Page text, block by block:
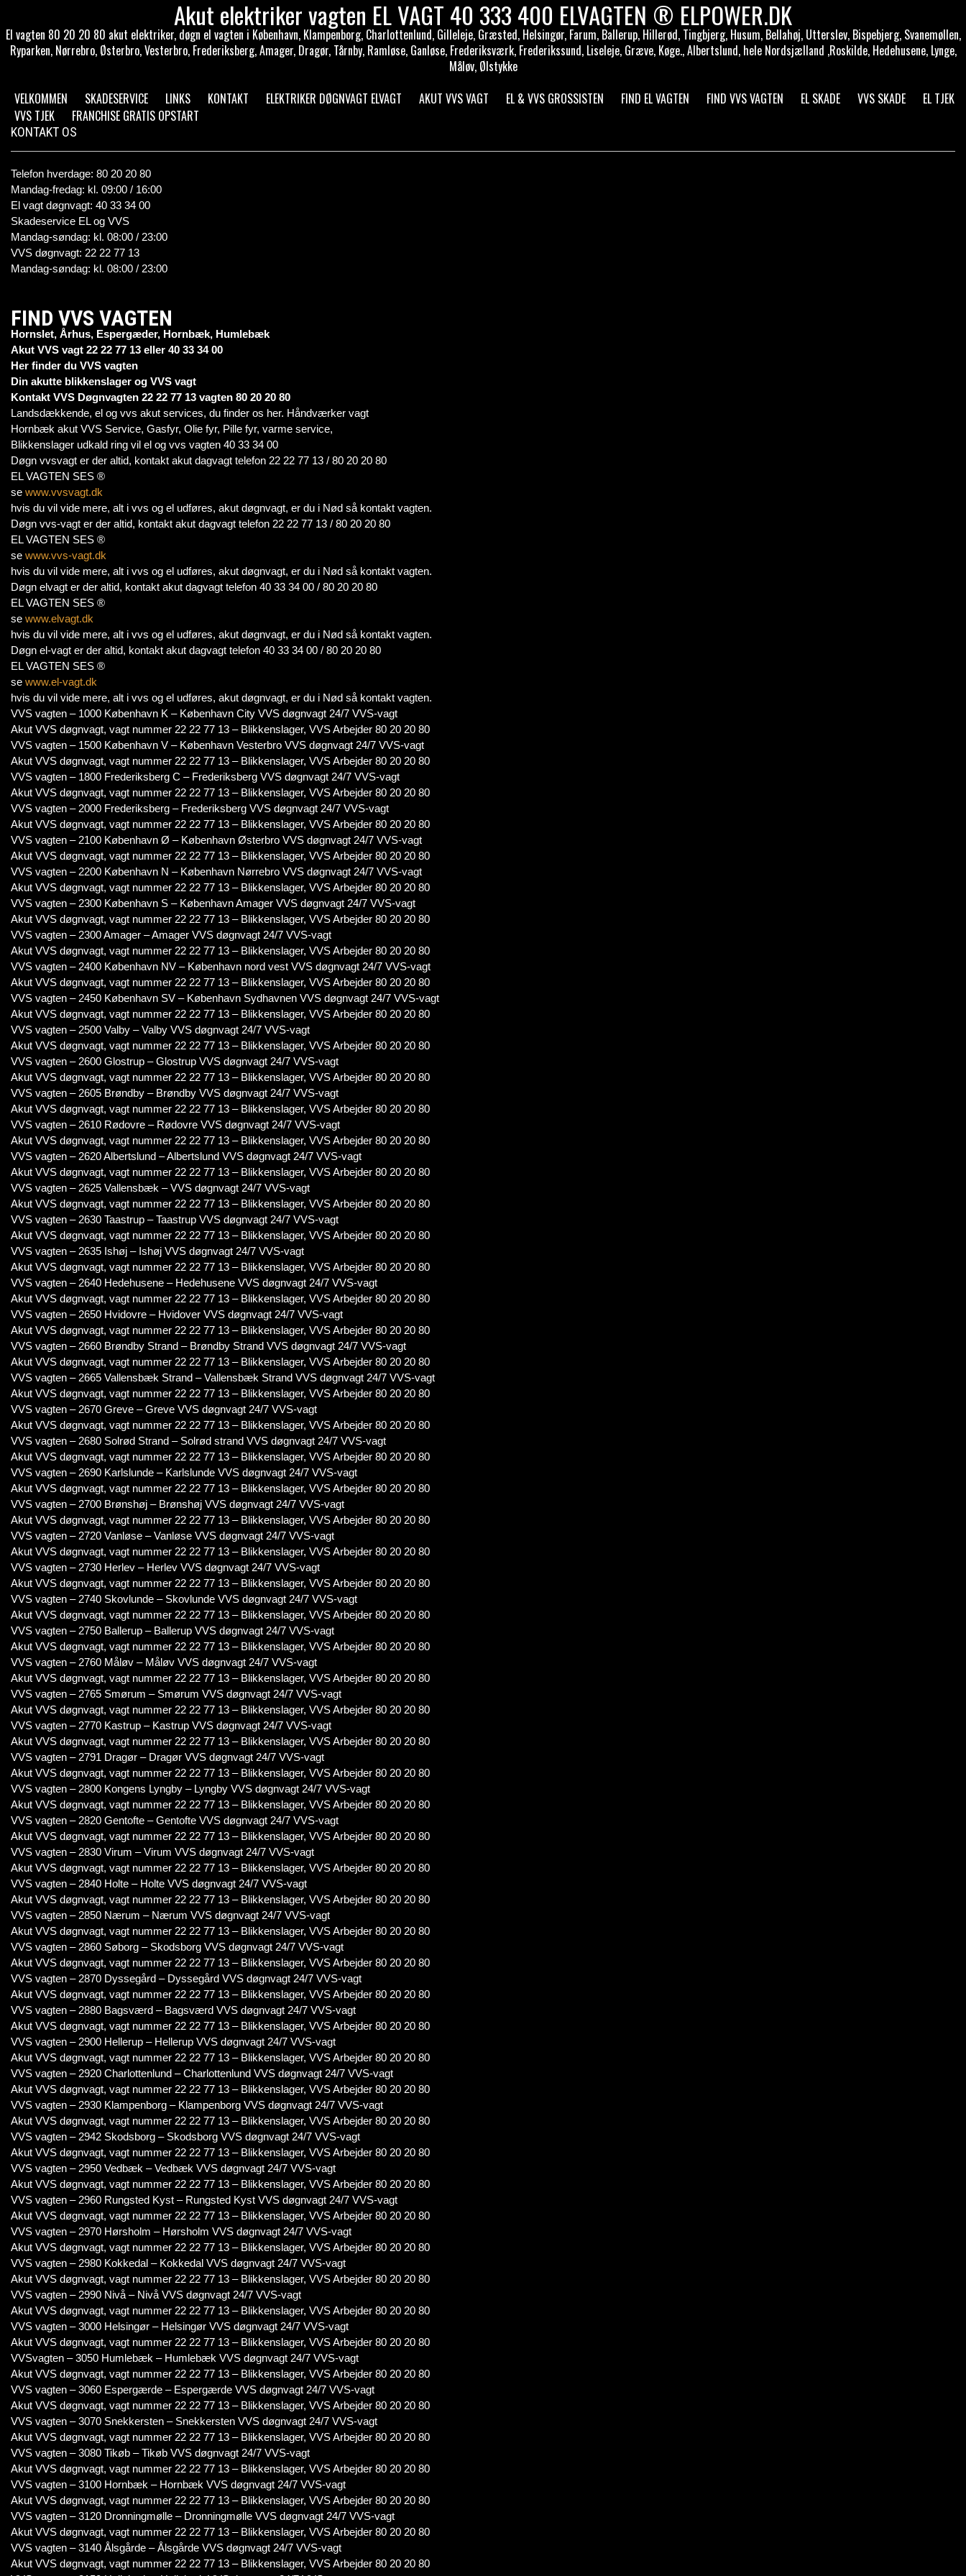
Akut elektriker vagten EL VAGT 40 333 400 ELVAGTEN ® ELPOWER.DK
El vagten 80 20 20 80 akut elektriker, døgn el vagten i København, Klampenborg, Charlottenlund, Gilleleje, Græsted, Helsingør, Farum, Ballerup, Hillerød, Tingbjerg, Husum, Bellahøj, Utterslev, Bispebjerg, Svanemøllen,
Ryparken, Nørrebro, Østerbro, Vesterbro, Frederiksberg, Amager, Dragør, Tårnby, Ramløse, Ganløse, Frederiksværk, Frederikssund, Liseleje, Græve, Køge., Albertslund, hele Nordsjælland ,Roskilde, Hedehusene, Lynge,
Måløv, Ølstykke
VELKOMMEN
SKADESERVICE LINKS KONTAKT ELEKTRIKER DØGNVAGT ELVAGT AKUT VVS VAGT EL & VVS GROSSISTEN FIND EL VAGTEN FIND VVS VAGTEN EL SKADE VVS SKADE
EL TJEK
VVS TJEK
FRANCHISE GRATIS OPSTART
KONTAKT OS
Telefon hverdage: 80 20 20 80
Mandag-fredag: kl. 09:00 / 16:00
El vagt døgnvagt: 40 33 34 00
Skadeservice EL og VVS
Mandag-søndag: kl. 08:00 / 23:00
VVS døgnvagt: 22 22 77 13
Mandag-søndag: kl. 08:00 / 23:00
FIND VVS VAGTEN
Hornslet, Århus, Espergæder, Hornbæk, Humlebæk
Akut VVS vagt 22 22 77 13 eller 40 33 34 00
Her finder du VVS vagten
Din akutte blikkenslager og VVS vagt
Kontakt VVS Døgnvagten 22 22 77 13 vagten 80 20 20 80
Landsdækkende, el og vvs akut services, du finder os her. Håndværker vagt
Hornbæk akut VVS Service, Gasfyr, Olie fyr, Pille fyr, varme service,
Blikkenslager udkald ring vil el og vvs vagten 40 33 34 00
Døgn vvsvagt er der altid, kontakt akut dagvagt telefon 22 22 77 13 / 80 20 20 80
EL VAGTEN SES ®
se www.vvsvagt.dk
hvis du vil vide mere, alt i vvs og el udføres, akut døgnvagt, er du i Nød så kontakt vagten.
Døgn vvs-vagt er der altid, kontakt akut dagvagt telefon 22 22 77 13 / 80 20 20 80
EL VAGTEN SES ®
se www.vvs-vagt.dk
hvis du vil vide mere, alt i vvs og el udføres, akut døgnvagt, er du i Nød så kontakt vagten.
Døgn elvagt er der altid, kontakt akut dagvagt telefon 40 33 34 00 / 80 20 20 80
EL VAGTEN SES ®
se www.elvagt.dk
hvis du vil vide mere, alt i vvs og el udføres, akut døgnvagt, er du i Nød så kontakt vagten.
Døgn el-vagt er der altid, kontakt akut dagvagt telefon 40 33 34 00 / 80 20 20 80
EL VAGTEN SES ®
se www.el-vagt.dk
hvis du vil vide mere, alt i vvs og el udføres, akut døgnvagt, er du i Nød så kontakt vagten.
VVS vagten – 1000 København K – København City VVS døgnvagt 24/7 VVS-vagt
Akut VVS døgnvagt, vagt nummer 22 22 77 13 – Blikkenslager, VVS Arbejder 80 20 20 80
VVS vagten – 1500 København V – København Vesterbro VVS døgnvagt 24/7 VVS-vagt
Akut VVS døgnvagt, vagt nummer 22 22 77 13 – Blikkenslager, VVS Arbejder 80 20 20 80
VVS vagten – 1800 Frederiksberg C – Frederiksberg VVS døgnvagt 24/7 VVS-vagt
Akut VVS døgnvagt, vagt nummer 22 22 77 13 – Blikkenslager, VVS Arbejder 80 20 20 80
VVS vagten – 2000 Frederiksberg – Frederiksberg VVS døgnvagt 24/7 VVS-vagt
Akut VVS døgnvagt, vagt nummer 22 22 77 13 – Blikkenslager, VVS Arbejder 80 20 20 80
VVS vagten – 2100 København Ø – København Østerbro VVS døgnvagt 24/7 VVS-vagt
Akut VVS døgnvagt, vagt nummer 22 22 77 13 – Blikkenslager, VVS Arbejder 80 20 20 80
VVS vagten – 2200 København N – København Nørrebro VVS døgnvagt 24/7 VVS-vagt
Akut VVS døgnvagt, vagt nummer 22 22 77 13 – Blikkenslager, VVS Arbejder 80 20 20 80
VVS vagten – 2300 København S – København Amager VVS døgnvagt 24/7 VVS-vagt
Akut VVS døgnvagt, vagt nummer 22 22 77 13 – Blikkenslager, VVS Arbejder 80 20 20 80
VVS vagten – 2300 Amager – Amager VVS døgnvagt 24/7 VVS-vagt
Akut VVS døgnvagt, vagt nummer 22 22 77 13 – Blikkenslager, VVS Arbejder 80 20 20 80
VVS vagten – 2400 København NV – København nord vest VVS døgnvagt 24/7 VVS-vagt
Akut VVS døgnvagt, vagt nummer 22 22 77 13 – Blikkenslager, VVS Arbejder 80 20 20 80
VVS vagten – 2450 København SV – København Sydhavnen VVS døgnvagt 24/7 VVS-vagt
Akut VVS døgnvagt, vagt nummer 22 22 77 13 – Blikkenslager, VVS Arbejder 80 20 20 80
VVS vagten – 2500 Valby – Valby VVS døgnvagt 24/7 VVS-vagt
Akut VVS døgnvagt, vagt nummer 22 22 77 13 – Blikkenslager, VVS Arbejder 80 20 20 80
VVS vagten – 2600 Glostrup – Glostrup VVS døgnvagt 24/7 VVS-vagt
Akut VVS døgnvagt, vagt nummer 22 22 77 13 – Blikkenslager, VVS Arbejder 80 20 20 80
VVS vagten – 2605 Brøndby – Brøndby VVS døgnvagt 24/7 VVS-vagt
Akut VVS døgnvagt, vagt nummer 22 22 77 13 – Blikkenslager, VVS Arbejder 80 20 20 80
VVS vagten – 2610 Rødovre – Rødovre VVS døgnvagt 24/7 VVS-vagt
Akut VVS døgnvagt, vagt nummer 22 22 77 13 – Blikkenslager, VVS Arbejder 80 20 20 80
VVS vagten – 2620 Albertslund – Albertslund VVS døgnvagt 24/7 VVS-vagt
Akut VVS døgnvagt, vagt nummer 22 22 77 13 – Blikkenslager, VVS Arbejder 80 20 20 80
VVS vagten – 2625 Vallensbæk – VVS døgnvagt 24/7 VVS-vagt
Akut VVS døgnvagt, vagt nummer 22 22 77 13 – Blikkenslager, VVS Arbejder 80 20 20 80
VVS vagten – 2630 Taastrup – Taastrup VVS døgnvagt 24/7 VVS-vagt
Akut VVS døgnvagt, vagt nummer 22 22 77 13 – Blikkenslager, VVS Arbejder 80 20 20 80
VVS vagten – 2635 Ishøj – Ishøj VVS døgnvagt 24/7 VVS-vagt
Akut VVS døgnvagt, vagt nummer 22 22 77 13 – Blikkenslager, VVS Arbejder 80 20 20 80
VVS vagten – 2640 Hedehusene – Hedehusene VVS døgnvagt 24/7 VVS-vagt
Akut VVS døgnvagt, vagt nummer 22 22 77 13 – Blikkenslager, VVS Arbejder 80 20 20 80
VVS vagten – 2650 Hvidovre – Hvidover VVS døgnvagt 24/7 VVS-vagt
Akut VVS døgnvagt, vagt nummer 22 22 77 13 – Blikkenslager, VVS Arbejder 80 20 20 80
VVS vagten – 2660 Brøndby Strand – Brøndby Strand VVS døgnvagt 24/7 VVS-vagt
Akut VVS døgnvagt, vagt nummer 22 22 77 13 – Blikkenslager, VVS Arbejder 80 20 20 80
VVS vagten – 2665 Vallensbæk Strand – Vallensbæk Strand VVS døgnvagt 24/7 VVS-vagt
Akut VVS døgnvagt, vagt nummer 22 22 77 13 – Blikkenslager, VVS Arbejder 80 20 20 80
VVS vagten – 2670 Greve – Greve VVS døgnvagt 24/7 VVS-vagt
Akut VVS døgnvagt, vagt nummer 22 22 77 13 – Blikkenslager, VVS Arbejder 80 20 20 80
VVS vagten – 2680 Solrød Strand – Solrød strand VVS døgnvagt 24/7 VVS-vagt
Akut VVS døgnvagt, vagt nummer 22 22 77 13 – Blikkenslager, VVS Arbejder 80 20 20 80
VVS vagten – 2690 Karlslunde – Karlslunde VVS døgnvagt 24/7 VVS-vagt
Akut VVS døgnvagt, vagt nummer 22 22 77 13 – Blikkenslager, VVS Arbejder 80 20 20 80
VVS vagten – 2700 Brønshøj – Brønshøj VVS døgnvagt 24/7 VVS-vagt
Akut VVS døgnvagt, vagt nummer 22 22 77 13 – Blikkenslager, VVS Arbejder 80 20 20 80
VVS vagten – 2720 Vanløse – Vanløse VVS døgnvagt 24/7 VVS-vagt
Akut VVS døgnvagt, vagt nummer 22 22 77 13 – Blikkenslager, VVS Arbejder 80 20 20 80
VVS vagten – 2730 Herlev – Herlev VVS døgnvagt 24/7 VVS-vagt
Akut VVS døgnvagt, vagt nummer 22 22 77 13 – Blikkenslager, VVS Arbejder 80 20 20 80
VVS vagten – 2740 Skovlunde – Skovlunde VVS døgnvagt 24/7 VVS-vagt
Akut VVS døgnvagt, vagt nummer 22 22 77 13 – Blikkenslager, VVS Arbejder 80 20 20 80
VVS vagten – 2750 Ballerup – Ballerup VVS døgnvagt 24/7 VVS-vagt
Akut VVS døgnvagt, vagt nummer 22 22 77 13 – Blikkenslager, VVS Arbejder 80 20 20 80
VVS vagten – 2760 Måløv – Måløv VVS døgnvagt 24/7 VVS-vagt
Akut VVS døgnvagt, vagt nummer 22 22 77 13 – Blikkenslager, VVS Arbejder 80 20 20 80
VVS vagten – 2765 Smørum – Smørum VVS døgnvagt 24/7 VVS-vagt
Akut VVS døgnvagt, vagt nummer 22 22 77 13 – Blikkenslager, VVS Arbejder 80 20 20 80
VVS vagten – 2770 Kastrup – Kastrup VVS døgnvagt 24/7 VVS-vagt
Akut VVS døgnvagt, vagt nummer 22 22 77 13 – Blikkenslager, VVS Arbejder 80 20 20 80
VVS vagten – 2791 Dragør – Dragør VVS døgnvagt 24/7 VVS-vagt
Akut VVS døgnvagt, vagt nummer 22 22 77 13 – Blikkenslager, VVS Arbejder 80 20 20 80
VVS vagten – 2800 Kongens Lyngby – Lyngby VVS døgnvagt 24/7 VVS-vagt
Akut VVS døgnvagt, vagt nummer 22 22 77 13 – Blikkenslager, VVS Arbejder 80 20 20 80
VVS vagten – 2820 Gentofte – Gentofte VVS døgnvagt 24/7 VVS-vagt
Akut VVS døgnvagt, vagt nummer 22 22 77 13 – Blikkenslager, VVS Arbejder 80 20 20 80
VVS vagten – 2830 Virum – Virum VVS døgnvagt 24/7 VVS-vagt
Akut VVS døgnvagt, vagt nummer 22 22 77 13 – Blikkenslager, VVS Arbejder 80 20 20 80
VVS vagten – 2840 Holte – Holte VVS døgnvagt 24/7 VVS-vagt
Akut VVS døgnvagt, vagt nummer 22 22 77 13 – Blikkenslager, VVS Arbejder 80 20 20 80
VVS vagten – 2850 Nærum – Nærum VVS døgnvagt 24/7 VVS-vagt
Akut VVS døgnvagt, vagt nummer 22 22 77 13 – Blikkenslager, VVS Arbejder 80 20 20 80
VVS vagten – 2860 Søborg – Skodsborg VVS døgnvagt 24/7 VVS-vagt
Akut VVS døgnvagt, vagt nummer 22 22 77 13 – Blikkenslager, VVS Arbejder 80 20 20 80
VVS vagten – 2870 Dyssegård – Dyssegård VVS døgnvagt 24/7 VVS-vagt
Akut VVS døgnvagt, vagt nummer 22 22 77 13 – Blikkenslager, VVS Arbejder 80 20 20 80
VVS vagten – 2880 Bagsværd – Bagsværd VVS døgnvagt 24/7 VVS-vagt
Akut VVS døgnvagt, vagt nummer 22 22 77 13 – Blikkenslager, VVS Arbejder 80 20 20 80
VVS vagten – 2900 Hellerup – Hellerup VVS døgnvagt 24/7 VVS-vagt
Akut VVS døgnvagt, vagt nummer 22 22 77 13 – Blikkenslager, VVS Arbejder 80 20 20 80
VVS vagten – 2920 Charlottenlund – Charlottenlund VVS døgnvagt 24/7 VVS-vagt
Akut VVS døgnvagt, vagt nummer 22 22 77 13 – Blikkenslager, VVS Arbejder 80 20 20 80
VVS vagten – 2930 Klampenborg – Klampenborg VVS døgnvagt 24/7 VVS-vagt
Akut VVS døgnvagt, vagt nummer 22 22 77 13 – Blikkenslager, VVS Arbejder 80 20 20 80
VVS vagten – 2942 Skodsborg – Skodsborg VVS døgnvagt 24/7 VVS-vagt
Akut VVS døgnvagt, vagt nummer 22 22 77 13 – Blikkenslager, VVS Arbejder 80 20 20 80
VVS vagten – 2950 Vedbæk – Vedbæk VVS døgnvagt 24/7 VVS-vagt
Akut VVS døgnvagt, vagt nummer 22 22 77 13 – Blikkenslager, VVS Arbejder 80 20 20 80
VVS vagten – 2960 Rungsted Kyst – Rungsted Kyst VVS døgnvagt 24/7 VVS-vagt
Akut VVS døgnvagt, vagt nummer 22 22 77 13 – Blikkenslager, VVS Arbejder 80 20 20 80
VVS vagten – 2970 Hørsholm – Hørsholm VVS døgnvagt 24/7 VVS-vagt
Akut VVS døgnvagt, vagt nummer 22 22 77 13 – Blikkenslager, VVS Arbejder 80 20 20 80
VVS vagten – 2980 Kokkedal – Kokkedal VVS døgnvagt 24/7 VVS-vagt
Akut VVS døgnvagt, vagt nummer 22 22 77 13 – Blikkenslager, VVS Arbejder 80 20 20 80
VVS vagten – 2990 Nivå – Nivå VVS døgnvagt 24/7 VVS-vagt
Akut VVS døgnvagt, vagt nummer 22 22 77 13 – Blikkenslager, VVS Arbejder 80 20 20 80
VVS vagten – 3000 Helsingør – Helsingør VVS døgnvagt 24/7 VVS-vagt
Akut VVS døgnvagt, vagt nummer 22 22 77 13 – Blikkenslager, VVS Arbejder 80 20 20 80
VVSvagten – 3050 Humlebæk – Humlebæk VVS døgnvagt 24/7 VVS-vagt
Akut VVS døgnvagt, vagt nummer 22 22 77 13 – Blikkenslager, VVS Arbejder 80 20 20 80
VVS vagten – 3060 Espergærde – Espergærde VVS døgnvagt 24/7 VVS-vagt
Akut VVS døgnvagt, vagt nummer 22 22 77 13 – Blikkenslager, VVS Arbejder 80 20 20 80
VVS vagten – 3070 Snekkersten – Snekkersten VVS døgnvagt 24/7 VVS-vagt
Akut VVS døgnvagt, vagt nummer 22 22 77 13 – Blikkenslager, VVS Arbejder 80 20 20 80
VVS vagten – 3080 Tikøb – Tikøb VVS døgnvagt 24/7 VVS-vagt
Akut VVS døgnvagt, vagt nummer 22 22 77 13 – Blikkenslager, VVS Arbejder 80 20 20 80
VVS vagten – 3100 Hornbæk – Hornbæk VVS døgnvagt 24/7 VVS-vagt
Akut VVS døgnvagt, vagt nummer 22 22 77 13 – Blikkenslager, VVS Arbejder 80 20 20 80
VVS vagten – 3120 Dronningmølle – Dronningmølle VVS døgnvagt 24/7 VVS-vagt
Akut VVS døgnvagt, vagt nummer 22 22 77 13 – Blikkenslager, VVS Arbejder 80 20 20 80
VVS vagten – 3140 Ålsgårde – Ålsgårde VVS døgnvagt 24/7 VVS-vagt
Akut VVS døgnvagt, vagt nummer 22 22 77 13 – Blikkenslager, VVS Arbejder 80 20 20 80